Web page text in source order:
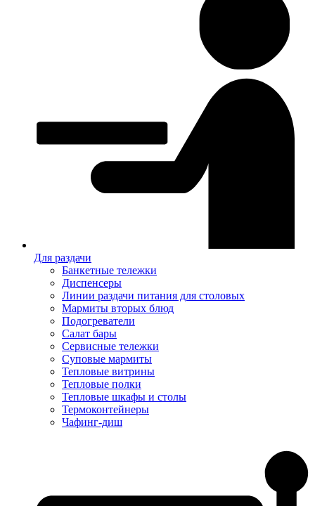
Для раздачи
Банкетные тележки
Диспенсеры
Линии раздачи питания для столовых
Мармиты вторых блюд
Подогреватели
Салат бары
Сервисные тележки
Суповые мармиты
Тепловые витрины
Тепловые полки
Тепловые шкафы и столы
Термоконтейнеры
Чафинг-диш